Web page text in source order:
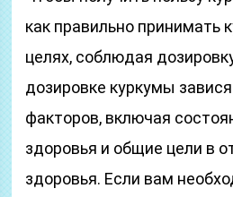
как правильно принимать
целях, соблюдая
дозировке куркумы
факторов, включая
здоровья и общие цели в
здоровья. Если вам